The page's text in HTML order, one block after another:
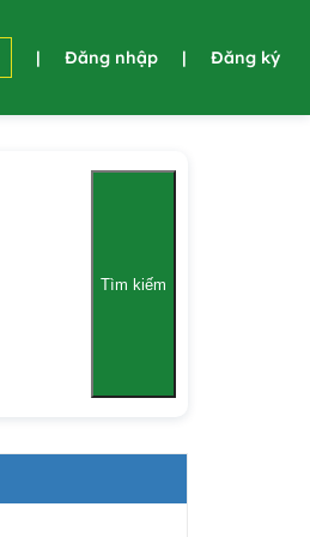
| Đăng nhập | Đăng ký
Tìm kiếm